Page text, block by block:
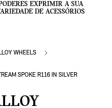
EXPRIMIR A SUA
DE ACESSÓRIOS
WHEELS
SPOKE R116 IN SILVER